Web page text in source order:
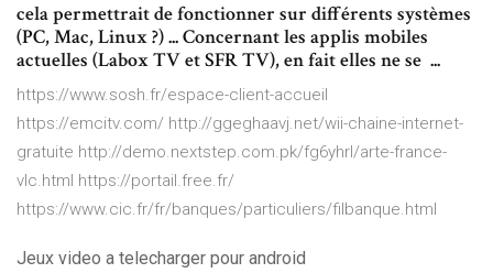
cela permettrait de fonctionner sur différents systèmes
(PC, Mac, Linux ?) ... Concernant les applis mobiles
actuelles (Labox TV et SFR TV), en fait elles ne se ...
https://www.sosh.fr/espace-client-accueil
https://emcitv.com/ http://ggeghaavj.net/wii-chaine-internet-
gratuite http://demo.nextstep.com.pk/fg6yhrl/arte-france-
vlc.html https://portail.free.fr/
https://www.cic.fr/fr/banques/particuliers/filbanque.html
Jeux video a telecharger pour android